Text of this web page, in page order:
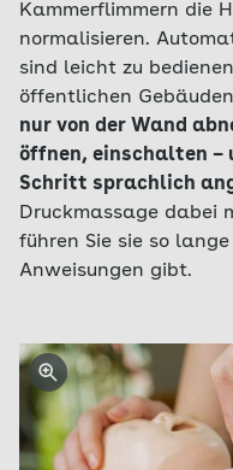
Kammerflimmern die
normalisieren.
sind leicht zu
öffentlichen
nur von der Wand
öffnen, einschalten –
Schritt sprachlich
Druckmassage dabei
führen Sie sie so
Anweisungen gibt.